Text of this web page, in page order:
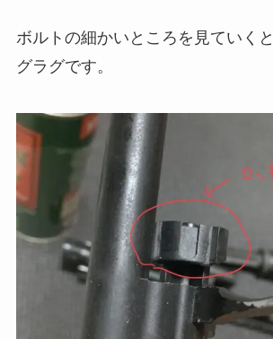
ボルトの細かいところを見ていく
グラグです。